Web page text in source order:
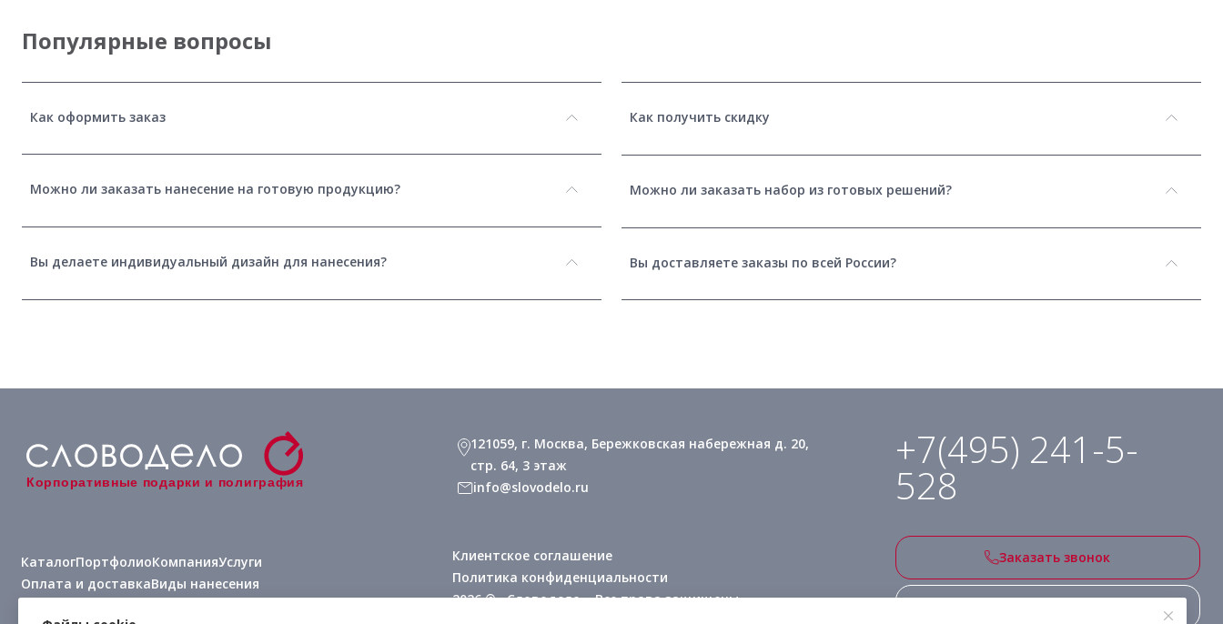
Популярные вопросы
Как оформить заказ Как получить скидку
Можно ли заказать нанесение на готовую продукцию? Можно ли заказать набор из готовых решений?
Вы делаете индивидуальный дизайн для нанесения? Вы доставляете заказы по всей России?
Корпоративные подарки и полиграфия
КаталогПортфолиоКомпанияУслуги
Оплата и доставкаВиды нанесения
121059, г. Москва, Бережковская набережная д. 20,
стр. 64, 3 этаж
info@slovodelo.ru
+7(495) 241-5-
528
Заказать звонок
Клиентское соглашение
Политика конфиденциальности
2026 © «Словодело». Все права защищены